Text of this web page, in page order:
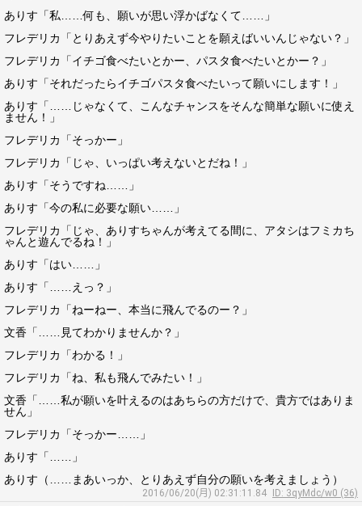
ありす「私……何も、願いが思い浮かばなくて……」
フレデリカ「とりあえず今やりたいことを願えばいいんじゃない？」
フレデリカ「イチゴ食べたいとかー、パスタ食べたいとかー？」
ありす「それだったらイチゴパスタ食べたいって願いにします！」
ありす「……じゃなくて、こんなチャンスをそんな簡単な願いに使え
ません！」
フレデリカ「そっかー」
フレデリカ「じゃ、いっぱい考えないとだね！」
ありす「そうですね……」
ありす「今の私に必要な願い……」
フレデリカ「じゃ、ありすちゃんが考えてる間に、アタシはフミカち
ゃんと遊んでるね！」
ありす「はい……」
ありす「……えっ？」
フレデリカ「ねーねー、本当に飛んでるのー？」
文香「……見てわかりませんか？」
フレデリカ「わかる！」
フレデリカ「ね、私も飛んでみたい！」
文香「……私が願いを叶えるのはあちらの方だけで、貴方ではありま
せん」
フレデリカ「そっかー……」
ありす「……」
ありす（……まあいっか、とりあえず自分の願いを考えましょう）
2016/06/20(月) 02:31:11.84
ID: 3qyMdc/w0 (36)